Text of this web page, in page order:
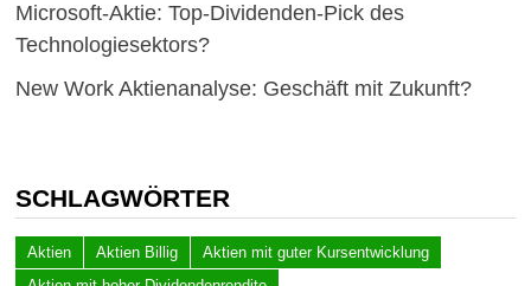
Microsoft-Aktie: Top-Dividenden-Pick des
Technologiesektors?
New Work Aktienanalyse: Geschäft mit Zukunft?
SCHLAGWÖRTER
Aktien Aktien Billig
Aktien mit guter Kursentwicklung